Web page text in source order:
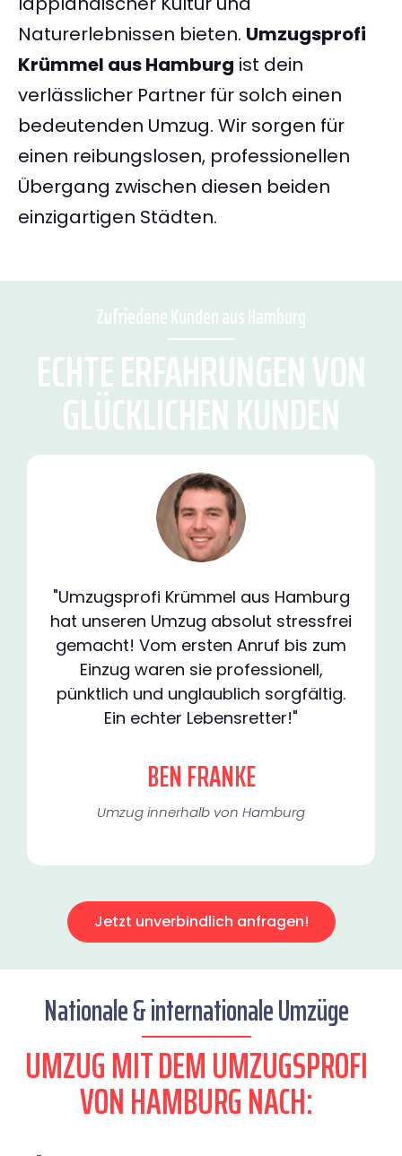
Naturerlebnissen bieten. Umzugsprofi
Krümmel aus Hamburg ist dein
verlässlicher Partner für solch einen
bedeutenden Umzug. Wir sorgen für
einen reibungslosen, professionellen
Übergang zwischen diesen beiden
einzigartigen Städten.
Zufriedene Kunden aus Hamburg
ECHTE ERFAHRUNGEN VON
GLÜCKLICHEN KUNDEN
"Umzugsprofi Krümmel aus Hamburg
hat unseren Umzug absolut stressfrei
gemacht! Vom ersten Anruf bis zum
Einzug waren sie professionell,
pünktlich und unglaublich sorgfältig.
Ein echter Lebensretter!"
BEN FRANKE
Umzug innerhalb von Hamburg​
Jetzt unverbindlich anfragen!
Nationale & internationale Umzüge
UMZUG MIT DEM UMZUGSPROFI
VON HAMBURG NACH: